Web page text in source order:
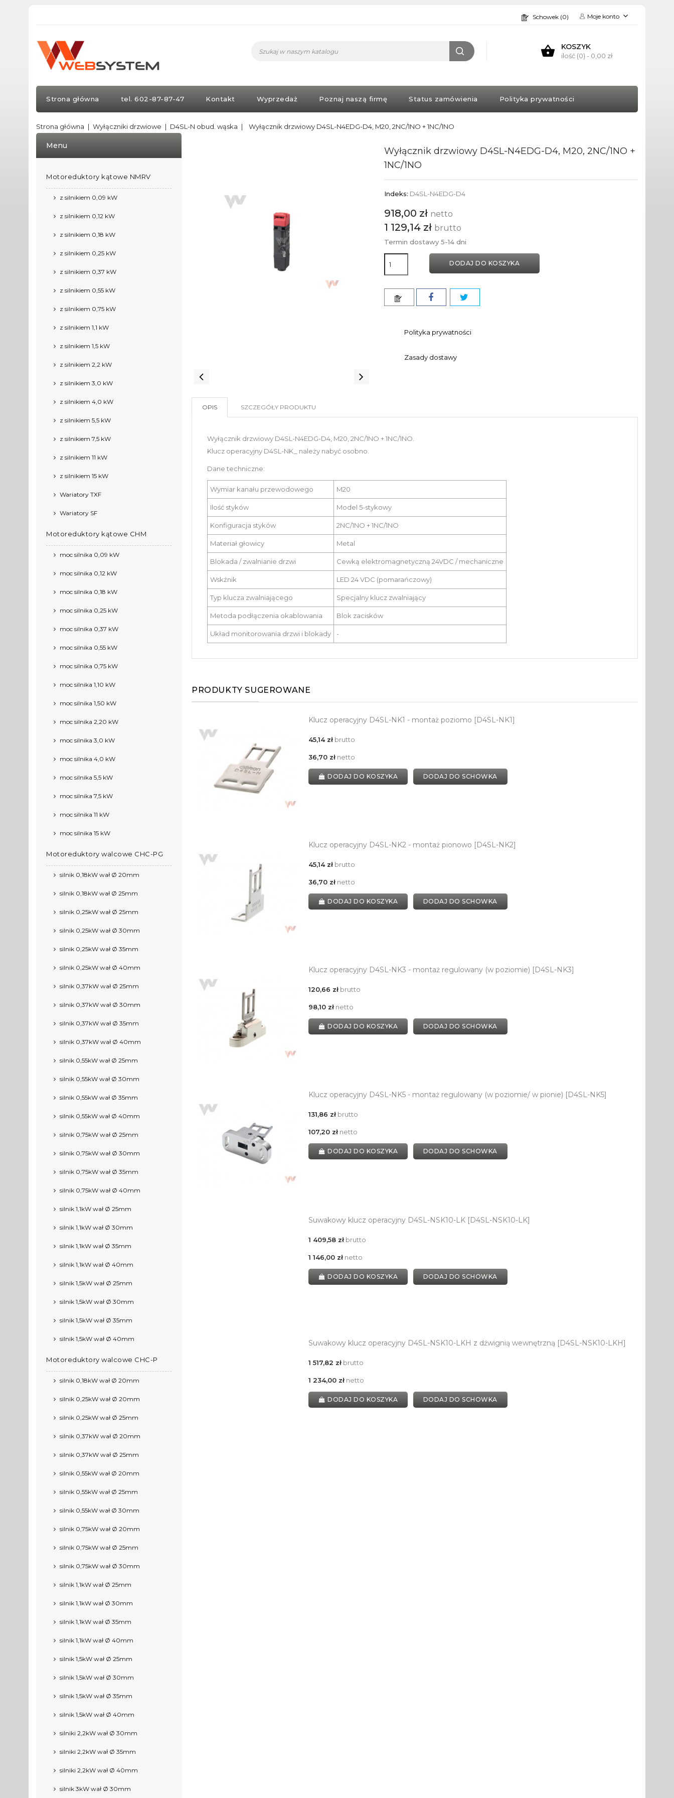
Schowek (0) Moje konto
KOSZYK
ilość (0) - 0,00 zł
Strona główna tel. 602-87-87-47 Kontakt Wyprzedaż Poznaj naszą firmę Status zamówienia Polityka prywatności
Strona główna Wyłączniki drzwiowe D4SL-N obud. wąska Wyłącznik drzwiowy D4SL-N4EDG-D4, M20, 2NC/1NO + 1NC/1NO
Menu
Motoreduktory kątowe NMRV
z silnikiem 0,09 kW
z silnikiem 0,12 kW
z silnikiem 0,18 kW
z silnikiem 0,25 kW
z silnikiem 0,37 kW
z silnikiem 0,55 kW
z silnikiem 0,75 kW
z silnikiem 1,1 kW
z silnikiem 1,5 kW
z silnikiem 2,2 kW
z silnikiem 3,0 kW
z silnikiem 4,0 kW
z silnikiem 5,5 kW
z silnikiem 7,5 kW
z silnikiem 11 kW
z silnikiem 15 kW
Wariatory TXF
Wariatory SF
Motoreduktory kątowe CHM
moc silnika 0,09 kW
moc silnika 0,12 kW
moc silnika 0,18 kW
moc silnika 0,25 kW
moc silnika 0,37 kW
moc silnika 0,55 kW
moc silnika 0,75 kW
moc silnika 1,10 kW
moc silnika 1,50 kW
moc silnika 2,20 kW
moc silnika 3,0 kW
moc silnika 4,0 kW
moc silnika 5,5 kW
moc silnika 7,5 kW
moc silnika 11 kW
moc silnika 15 kW
Motoreduktory walcowe CHC-PG
silnik 0,18kW wał Ø 20mm
silnik 0,18kW wał Ø 25mm
silnik 0,25kW wał Ø 25mm
silnik 0,25kW wał Ø 30mm
silnik 0,25kW wał Ø 35mm
silnik 0,25kW wał Ø 40mm
silnik 0,37kW wał Ø 25mm
silnik 0,37kW wał Ø 30mm
silnik 0,37kW wał Ø 35mm
silnik 0,37kW wał Ø 40mm
silnik 0,55kW wał Ø 25mm
silnik 0,55kW wał Ø 30mm
silnik 0,55kW wał Ø 35mm
silnik 0,55kW wał Ø 40mm
silnik 0,75kW wał Ø 25mm
silnik 0,75kW wał Ø 30mm
silnik 0,75kW wał Ø 35mm
silnik 0,75kW wał Ø 40mm
silnik 1,1kW wał Ø 25mm
silnik 1,1kW wał Ø 30mm
silnik 1,1kW wał Ø 35mm
silnik 1,1kW wał Ø 40mm
silnik 1,5kW wał Ø 25mm
silnik 1,5kW wał Ø 30mm
silnik 1,5kW wał Ø 35mm
silnik 1,5kW wał Ø 40mm
Motoreduktory walcowe CHC-P
silnik 0,18kW wał Ø 20mm
silnik 0,25kW wał Ø 20mm
silnik 0,25kW wał Ø 25mm
silnik 0,37kW wał Ø 20mm
silnik 0,37kW wał Ø 25mm
silnik 0,55kW wał Ø 20mm
silnik 0,55kW wał Ø 25mm
silnik 0,55kW wał Ø 30mm
silnik 0,75kW wał Ø 20mm
silnik 0,75kW wał Ø 25mm
silnik 0,75kW wał Ø 30mm
silnik 1,1kW wał Ø 25mm
silnik 1,1kW wał Ø 30mm
silnik 1,1kW wał Ø 35mm
silnik 1,1kW wał Ø 40mm
silnik 1,5kW wał Ø 25mm
silnik 1,5kW wał Ø 30mm
silnik 1,5kW wał Ø 35mm
silnik 1,5kW wał Ø 40mm
silniki 2,2kW wał Ø 30mm
silniki 2,2kW wał Ø 35mm
silniki 2,2kW wał Ø 40mm
silnik 3kW wał Ø 30mm
Wyłącznik drzwiowy D4SL-N4EDG-D4, M20, 2NC/1NO +
1NC/1NO
Indeks: D4SL-N4EDG-D4
918,00 zł netto
1 129,14 zł brutto
Termin dostawy 5-14 dni
DODAJ DO KOSZYKA
Polityka prywatności
Zasady dostawy
OPIS SZCZEGÓŁY PRODUKTU
Wyłącznik drzwiowy D4SL-N4EDG-D4, M20, 2NC/1NO + 1NC/1NO.
Klucz operacyjny D4SL-NK_ należy nabyć osobno.
Dane techniczne:
Wymiar kanału przewodowego M20
Ilość styków Model 5-stykowy
Konfiguracja styków 2NC/1NO + 1NC/1NO
Materiał głowicy Metal
Blokada / zwalnianie drzwi Cewką elektromagnetyczną 24VDC / mechaniczne
Wskźnik LED 24 VDC (pomarańczowy)
Typ klucza zwalniającego Specjalny klucz zwalniający
Metoda podłączenia okablowania Blok zacisków
Układ monitorowania drzwi i blokady -
PRODUKTY SUGEROWANE
Klucz operacyjny D4SL-NK1 - montaż poziomo [D4SL-NK1]
45,14 złbrutto
36,70 złnetto
DODAJ DO KOSZYKA DODAJ DO SCHOWKA
Klucz operacyjny D4SL-NK2 - montaż pionowo [D4SL-NK2]
45,14 złbrutto
36,70 złnetto
DODAJ DO KOSZYKA DODAJ DO SCHOWKA
Klucz operacyjny D4SL-NK3 - montaż regulowany (w poziomie) [D4SL-NK3]
120,66 złbrutto
98,10 złnetto
DODAJ DO KOSZYKA DODAJ DO SCHOWKA
Klucz operacyjny D4SL-NK5 - montaż regulowany (w poziomie/ w pionie) [D4SL-NK5]
131,86 złbrutto
107,20 złnetto
DODAJ DO KOSZYKA DODAJ DO SCHOWKA
Suwakowy klucz operacyjny D4SL-NSK10-LK [D4SL-NSK10-LK]
1 409,58 złbrutto
1 146,00 złnetto
DODAJ DO KOSZYKA DODAJ DO SCHOWKA
Suwakowy klucz operacyjny D4SL-NSK10-LKH z dźwignią wewnętrzną [D4SL-NSK10-LKH]
1 517,82 złbrutto
1 234,00 złnetto
DODAJ DO KOSZYKA DODAJ DO SCHOWKA